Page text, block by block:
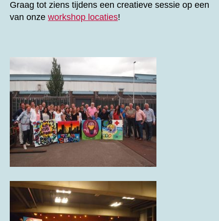
Graag tot ziens tijdens een creatieve sessie op een
van onze workshop locaties!